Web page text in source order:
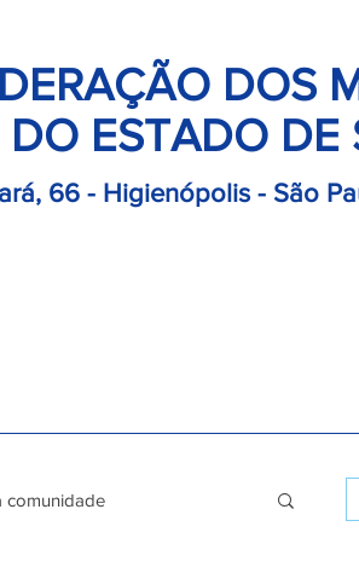
DOS
DO ESTADO DE
66 - Higienópolis - São
comunidade